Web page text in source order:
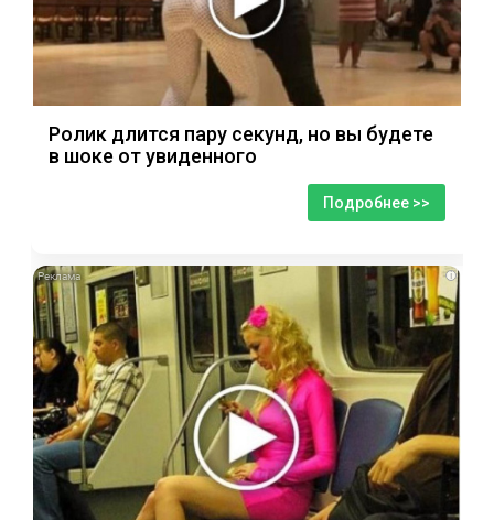
Ролик длится пару секунд, но вы будете
в шоке от увиденного
Подробнее >>
i